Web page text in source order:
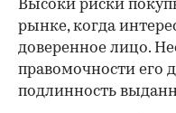
Высоки риски
рынке, когда
доверенное лицо.
правомочности его
подлинность